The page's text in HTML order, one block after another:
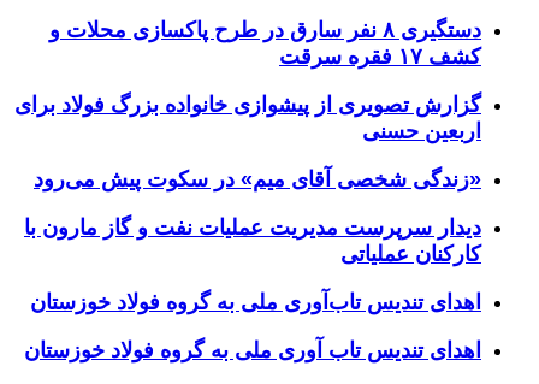
دستگیری ۸ نفر سارق در طرح پاکسازی محلات و
کشف ۱۷ فقره سرقت
گزارش تصویری از پیشوازی خانواده بزرگ فولاد برای
اربعین حسنی
«زندگی شخصی آقای میم» در سکوت پیش می‌رود
دیدار سرپرست مدیریت عملیات نفت و گاز مارون با
کارکنان عملیاتی
اهدای تندیس تاب‌آوری ملی به گروه فولاد خوزستان
اهدای تندیس تاب آوری ملی به گروه فولاد خوزستان